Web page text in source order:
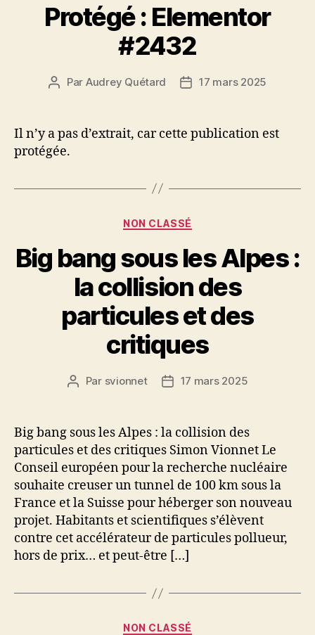
Protégé : Elementor
#2432
Auteur
Par Audrey Quétard
Date17 mars 2025
Il n’y a pas d’extrait, car cette publication est
protégée.
Catégories
NON CLASSÉ
Big bang sous les Alpes :
la collision des
particules et des
critiques
Auteur
Par svionnet
Date17 mars 2025
Big bang sous les Alpes : la collision des
particules et des critiques Simon Vionnet Le
Conseil européen pour la recherche nucléaire
souhaite creuser un tunnel de 100 km sous la
France et la Suisse pour héberger son nouveau
projet. Habitants et scientifiques s’élèvent
contre cet accélérateur de particules pollueur,
hors de prix… et peut-être […]
Catégories
NON CLASSÉ